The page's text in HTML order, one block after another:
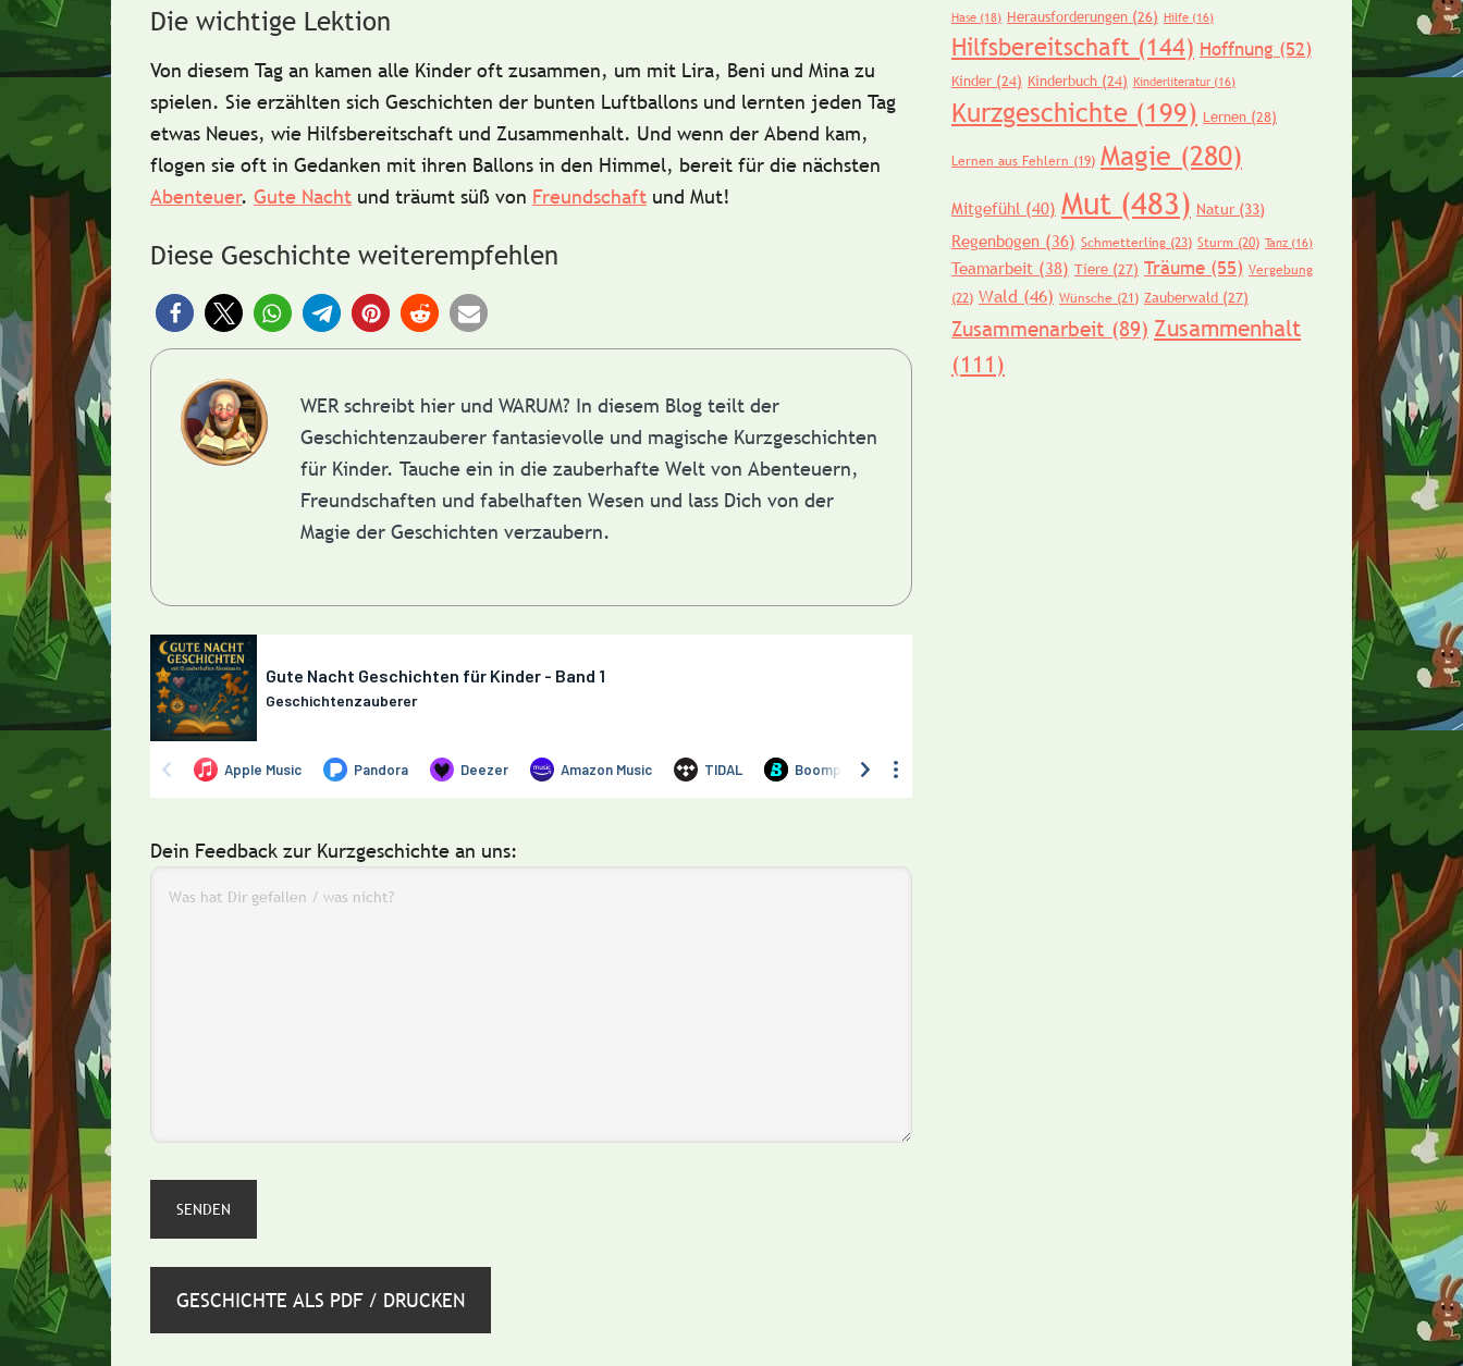
Die wichtige Lektion
Von diesem Tag an kamen alle Kinder oft zusammen, um mit Lira, Beni und Mina zu
spielen. Sie erzählten sich Geschichten der bunten Luftballons und lernten jeden Tag
etwas Neues, wie Hilfsbereitschaft und Zusammenhalt. Und wenn der Abend kam,
flogen sie oft in Gedanken mit ihren Ballons in den Himmel, bereit für die nächsten
Abenteuer. Gute Nacht und träumt süß von Freundschaft und Mut!
Diese Geschichte weiterempfehlen
WER schreibt hier und WARUM? In diesem Blog teilt der
Geschichtenzauberer fantasievolle und magische Kurzgeschichten
für Kinder. Tauche ein in die zauberhafte Welt von Abenteuern,
Freundschaften und fabelhaften Wesen und lass Dich von der
Magie der Geschichten verzaubern.
Dein Feedback zur Kurzgeschichte an uns:
GESCHICHTE ALS PDF / DRUCKEN
Hase (18) Herausforderungen (26) Hilfe (16)
Hilfsbereitschaft (144) Hoffnung (52)
Kinder (24) Kinderbuch (24) Kinderliteratur (16)
Kurzgeschichte (199) Lernen (28)
Lernen aus Fehlern (19) Magie (280)
Mitgefühl (40) Mut (483) Natur(33)
Regenbogen (36) Schmetterling (23) Sturm (20) Tanz (16)
Teamarbeit (38) Tiere (27) Träume (55) Vergebung
(22) Wald (46) Wünsche (21) Zauberwald (27)
Zusammenarbeit (89) Zusammenhalt
(111)